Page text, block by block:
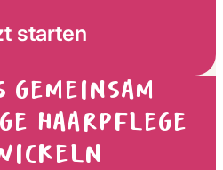
starten
gemeinsam
Haarpflege